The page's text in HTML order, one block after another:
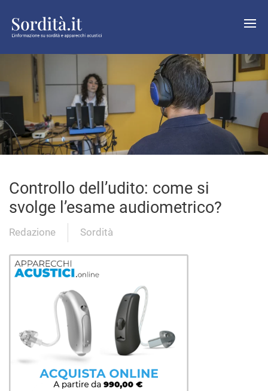
Controllo dell’udito: come si
svolge l’esame audiometrico?
Redazione Sordità